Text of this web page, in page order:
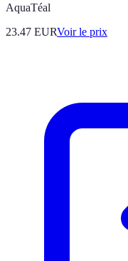
AquaTéal
23.47 EURVoir le prix